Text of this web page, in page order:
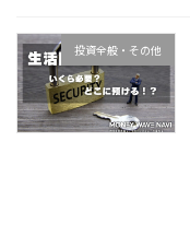
投資全般・その他